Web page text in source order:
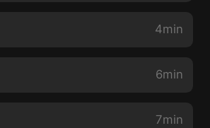
4min
6min
7min